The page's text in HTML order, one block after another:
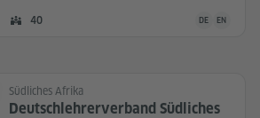
Mitglieder:
40 Die
DEUTSCH
DE ENGLISCH
EN
Südliches Afrika
Deutschlehrerverband Südliches